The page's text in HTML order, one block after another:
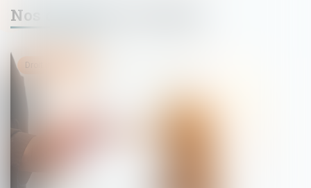
Nos dernières actualités
Droit immobilier